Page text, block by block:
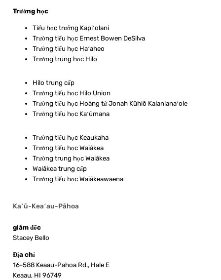
Trường học
Tiểu học trưởng Kapiʻolani
Trường tiểu học Ernest Bowen DeSilva
Trường tiểu học Haʻaheo
Trường trung học Hilo
Hilo trung cấp
Trường tiểu học Hilo Union
Trường tiểu học Hoàng tử Jonah Kūhiō Kalanianaʻole
Trường tiểu học Kaʻūmana
Trường tiểu học Keaukaha
Trường tiểu học Waiākea
Trường trung học Waiākea
Waiākea trung cấp
Trường tiểu học Waiākeawaena
Kaʻū-Keaʻau-Pāhoa
giám đốc
Stacey Bello
Địa chỉ
16-588 Keaau-Pahoa Rd., Hale E
Keaau, HI 96749